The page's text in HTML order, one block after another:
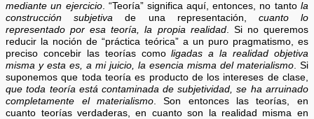
mediante un ejercicio. “Teoría” significa aquí, entonces, no tanto la
construcción subjetiva de una representación, cuanto lo
representado por esa teoría, la propia realidad. Si no queremos
reducir la noción de “práctica teórica” a un puro pragmatismo, es
preciso concebir las teorías comoligadas a la realidad objetiva
misma y esta es, a mi juicio, la esencia misma del materialismo. Si
suponemos que toda teoría es producto de los intereses de clase,
que toda teoría está contaminada de subjetividad, se ha arruinado
completamente el materialismo. Son entonces las teorías, en
cuanto teorías verdaderas, en cuanto son la realidad misma en